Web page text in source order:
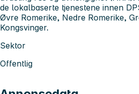
de lokalbaserte tjenestene innen
Øvre Romerike, Nedre Romerike,
Kongsvinger.
Sektor
Offentlig